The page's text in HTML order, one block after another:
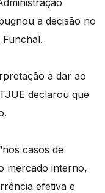
a decisão no
a dar ao
declarou que
casos de
mercado interno,
efetiva e